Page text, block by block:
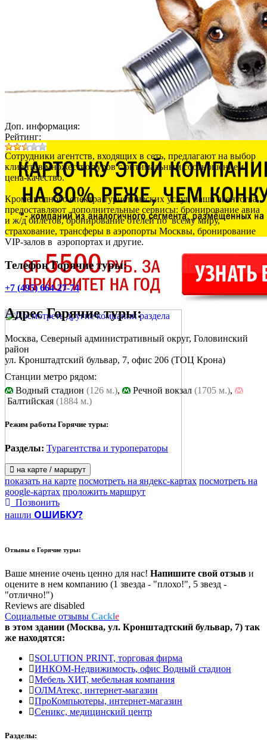
Доп. информация:
Рейтинг:
Сотрудники агентств, входящих в сеть, предлагают на выбор
клиентов множество туров с оптимальным соотношением
цена-качество.
Кроме полного спектра туристических услуг, наши агентства
предоставляют дополнительные сервисы: бронирование авиа
и ж/д билетов, бронирование отелей по всему миру,
страхование, трансферы в аэропорты Москвы, бронирование
VIP-залов в аэропортах и другие.
Телефон Горячие туры:
+7 (495) 664-27-74
АдресГорячие туры:
Москва, Северный административный округ, Головинский
район
ул. Кронштадтский бульвар, 7, офис 206 (ТОЦ Крона)
Станции метро рядом:
Водный стадион (126 м.), Речной вокзал (1705 м.),
Балтийская (1884 м.)
Режим работы Горячие туры:
Разделы: Турагентства и туроператоры
на карте / маршрут
показать на карте посмотреть на яндекс-картах посмотреть на
google-картах проложить маршрут
Позвонить
нашли ОШИБКУ?
Отзывы о Горячие туры:
Ваше мнение очень ценно для нас! Напишите свой отзыв и
оцените в нем компанию (1 звезда - "плохо!", 5 звезд -
"отлично!")
Reviews are disabled
Социальные отзывы Cackle
в этом здании (Москва, ул. Кронштадтский бульвар, 7) так
же находятся:
SOLUTION PRINT, торговая фирма
ИНКОМ-Недвижимость, офис Водный стадион
Мебель ХИТ, мебельная компания
ОЛМАтекс, интернет-магазин
ПроКомпьютеры, интернет-магазин
Сеникс, медицинский центр
Разделы: